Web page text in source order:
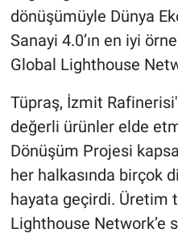
dönüşümüyle Dünya
Sanayi 4.0’ın en iyi
Global Lighthouse
Tüpraş, İzmit
değerli ürünler elde
Dönüşüm Projesi
her halkasında birçok
hayata geçirdi. Üretim
Lighthouse Network’e